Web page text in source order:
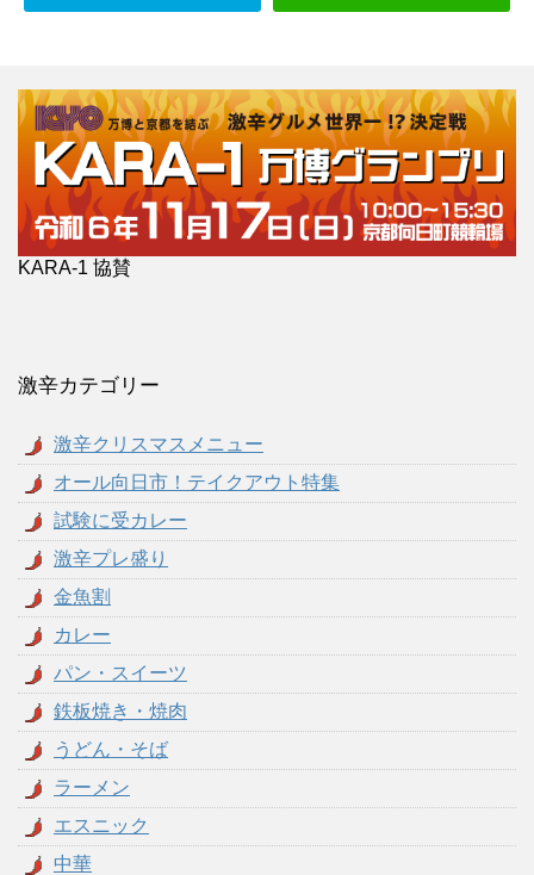
KARA-1 協賛
激辛カテゴリー
激辛クリスマスメニュー
オール向日市！テイクアウト特集
試験に受カレー
激辛プレ盛り
金魚割
カレー
パン・スイーツ
鉄板焼き・焼肉
うどん・そば
ラーメン
エスニック
中華